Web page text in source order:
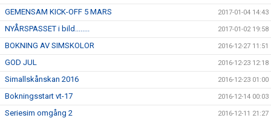
GEMENSAM KICK-OFF 5 MARS 2017-01-04 14:43
NYÅRSPASSET i bild........ 2017-01-02 19:58
BOKNING AV SIMSKOLOR 2016-12-27 11:51
GOD JUL 2016-12-23 12:18
Simallskånskan 2016 2016-12-23 01:00
Bokningsstart vt-17 2016-12-14 00:03
Seriesim omgång 2 2016-12-11 21:27